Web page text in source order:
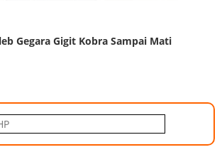
Gegara Gigit Kobra Sampai Mati